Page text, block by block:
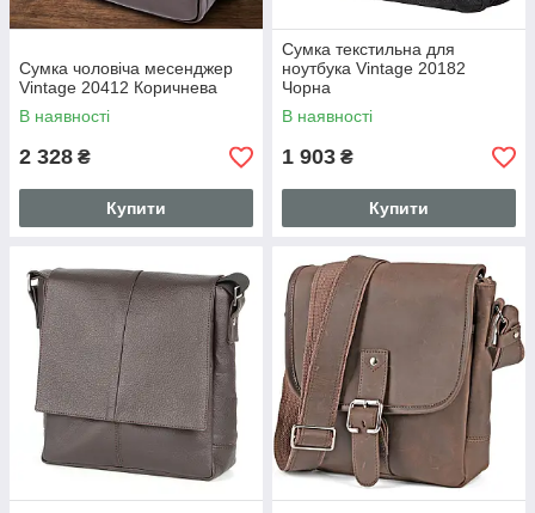
Сумка чоловіча месенджер
Vintage 20412 Коричнева
В наявності
2 328 ₴
Купити
Сумка текстильна для
ноутбука Vintage 20182
Чорна
В наявності
1 903 ₴
Купити